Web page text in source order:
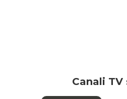
Canali TV